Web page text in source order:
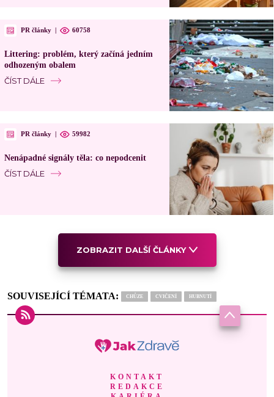
PR články | 60758
Littering: problém, který začíná jedním
odhozeným obalem
ČÍST DÁLE
PR články | 59982
Nenápadné signály těla: co nepodcenit
ČÍST DÁLE
ZOBRAZIT DALŠÍ ČLÁNKY
SOUVISEJÍCÍ TÉMATA: CHŮZE CVIČENÍ HUBNUTÍ
KONTAKT
REDAKCE